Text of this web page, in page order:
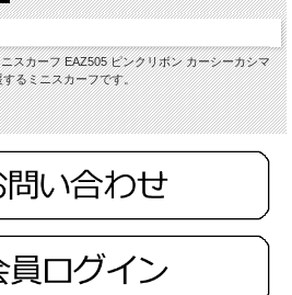
スカーフ EAZ505 ピンクリボン カーシーカシマ
るミニスカーフです。